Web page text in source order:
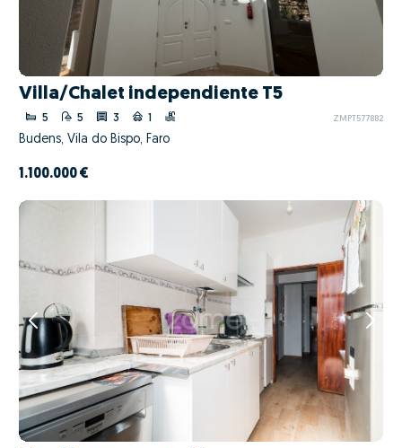
Villa/Chalet independiente T5
5 5 3 1 ZMPT577882
Budens, Vila do Bispo, Faro
1.100.000 €